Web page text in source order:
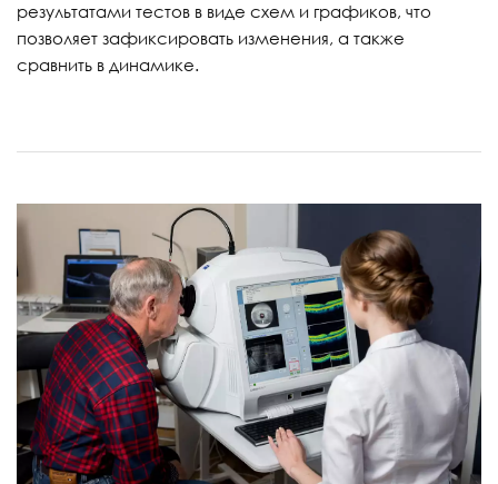
результатами тестов в виде схем и графиков, что
позволяет зафиксировать изменения, а также
сравнить в динамике.